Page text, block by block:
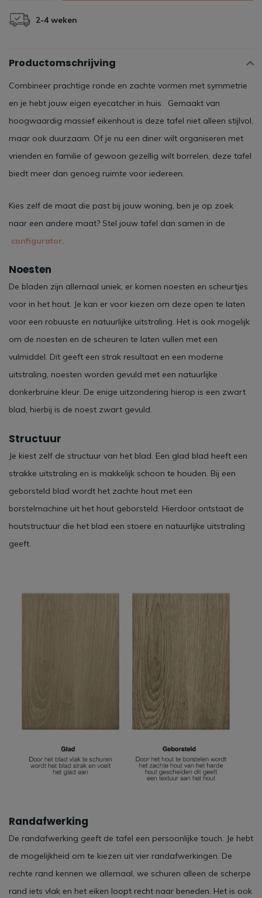
2-4 weken
Productomschrijving
Combineer prachtige ronde en zachte vormen met symmetrie
en je hebt jouw eigen eyecatcher in huis. Gemaakt van
hoogwaardig massief eikenhout is deze tafel niet alleen stijlvol,
maar ook duurzaam. Of je nu een diner wilt organiseren met
vrienden en familie of gewoon gezellig wilt borrelen, deze tafel
biedt meer dan genoeg ruimte voor iedereen.
Kies zelf de maat die past bij jouw woning, ben je op zoek
naar een andere maat? Stel jouw tafel dan samen in de
configurator.
Noesten
De bladen zijn allemaal uniek, er komen noesten en scheurtjes
voor in het hout. Je kan er voor kiezen om deze open te laten
voor een robuuste en natuurlijke uitstraling. Het is ook mogelijk
om de noesten en de scheuren te laten vullen met een
vulmiddel. Dit geeft een strak resultaat en een moderne
uitstraling, noesten worden gevuld met een natuurlijke
donkerbruine kleur. De enige uitzondering hierop is een zwart
blad, hierbij is de noest zwart gevuld.
Structuur
Je kiest zelf de structuur van het blad. Een glad blad heeft een
strakke uitstraling en is makkelijk schoon te houden. Bij een
geborsteld blad wordt het zachte hout met een
borstelmachine uit het hout geborsteld. Hierdoor ontstaat de
houtstructuur die het blad een stoere en natuurlijke uitstraling
geeft.
Randafwerking
De randafwerking geeft de tafel een persoonlijke touch. Je hebt
de mogelijkheid om te kiezen uit vier randafwerkingen. De
rechte rand kennen we allemaal, we schuren alleen de scherpe
rand iets vlak en het eiken loopt recht naar beneden. Het is ook